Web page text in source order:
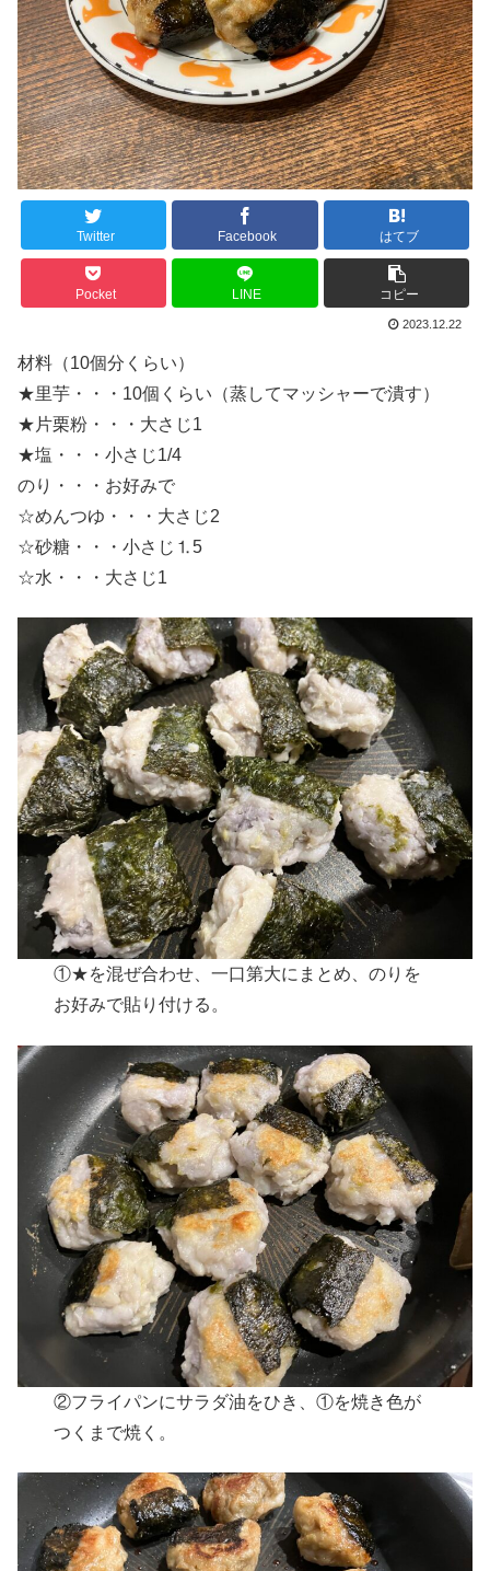
Twitter Facebook はてブ
Pocket LINE コピー
2023.12.22
材料（10個分くらい）
★里芋・・・10個くらい（蒸してマッシャーで潰す）
★片栗粉・・・大さじ1
★塩・・・小さじ1/4
のり・・・お好みで
☆めんつゆ・・・大さじ2
☆砂糖・・・小さじ⒈5
☆水・・・大さじ1
①★を混ぜ合わせ、一口第大にまとめ、のりを
お好みで貼り付ける。
②フライパンにサラダ油をひき、①を焼き色が
つくまで焼く。